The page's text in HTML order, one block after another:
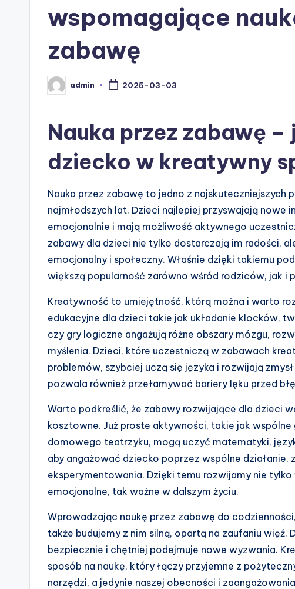
wspomagające
zabawę
Posted
by
admin 2025-03-03
Nauka przez zabawę
dziecko w kreatywny
​Nauka przez zabawę to jedno z najskuteczniejszych
najmłodszych lat. Dzieci najlepiej przyswajają nowe
emocjonalnie i mają możliwość aktywnego
zabawy dla dzieci nie tylko dostarczają im radości,
emocjonalny i społeczny. Właśnie dzięki takiemu
większą popularność zarówno wśród rodziców, jak i
Kreatywność to umiejętność, którą można i warto
edukacyjne dla dzieci takie jak układanie klocków,
czy gry logiczne angażują różne obszary mózgu,
myślenia. Dzieci, które uczestniczą w zabawach
problemów, szybciej uczą się języka i rozwijają
pozwala również przełamywać bariery lęku przed
Warto podkreślić, że zabawy rozwijające dla dzieci
kosztowne. Już proste aktywności, takie jak
domowego teatrzyku, mogą uczyć matematyki,
aby angażować dziecko poprzez wspólne
eksperymentowania. Dzięki temu rozwijamy nie
emocjonalne, tak ważne w dalszym życiu.
Wprowadzając naukę przez zabawę do
także budujemy z nim silną, opartą na zaufaniu
bezpiecznie i chętniej podejmuje nowe wyzwania.
sposób na naukę, który łączy przyjemne z
narzędzi, a jedynie naszej obecności i